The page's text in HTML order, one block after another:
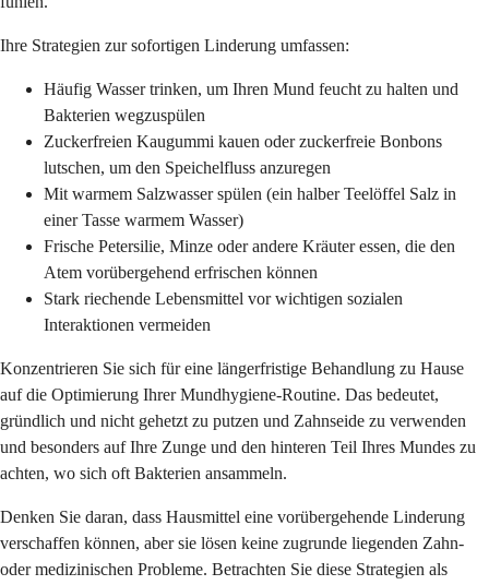
Ihre Strategien zur sofortigen Linderung umfassen:
Häufig Wasser trinken, um Ihren Mund feucht zu halten und
Bakterien wegzuspülen
Zuckerfreien Kaugummi kauen oder zuckerfreie Bonbons
lutschen, um den Speichelfluss anzuregen
Mit warmem Salzwasser spülen (ein halber Teelöffel Salz in
einer Tasse warmem Wasser)
Frische Petersilie, Minze oder andere Kräuter essen, die den
Atem vorübergehend erfrischen können
Stark riechende Lebensmittel vor wichtigen sozialen
Interaktionen vermeiden
Konzentrieren Sie sich für eine längerfristige Behandlung zu Hause
auf die Optimierung Ihrer Mundhygiene-Routine. Das bedeutet,
gründlich und nicht gehetzt zu putzen und Zahnseide zu verwenden
und besonders auf Ihre Zunge und den hinteren Teil Ihres Mundes zu
achten, wo sich oft Bakterien ansammeln.
Denken Sie daran, dass Hausmittel eine vorübergehende Linderung
verschaffen können, aber sie lösen keine zugrunde liegenden Zahn-
oder medizinischen Probleme. Betrachten Sie diese Strategien als